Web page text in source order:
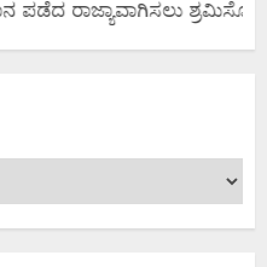
ಪಡೆದ ರಾಜ್ಯಾವಾಗಿಸಲು ಶ್ರಮಿಸೋಣ